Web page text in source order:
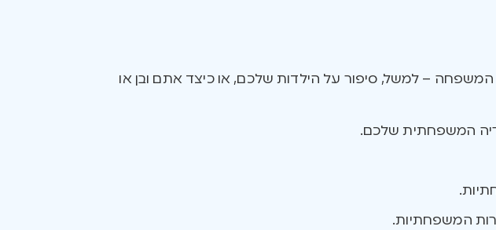
– למשל, סיפור על הילדות שלכם, או כיצד אתם ובן או
המשפחתית שלכם.
המשפחתיות.